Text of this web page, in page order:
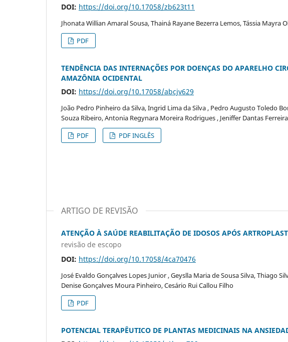
DOI: https://doi.org/10.17058/zb623t11
Jhonata Willian Amaral Sousa, Thainá Rayane Bezerra Lemos, Tássia Mayra
PDF
TENDÊNCIA DAS INTERNAÇÕES POR DOENÇAS DO APARELHO
AMAZÔNIA OCIDENTAL
DOI: https://doi.org/10.17058/abcjv629
João Pedro Pinheiro da Silva, Ingrid Lima da Silva , Pedro Augusto Toledo
Souza Ribeiro, Antonia Regynara Moreira Rodrigues , Jeniffer Dantas Ferreira
PDF
PDF INGLÊS
ARTIGO DE REVISÃO
ATENÇÃO À SAÚDE REABILITAÇÃO DE IDOSOS APÓS
revisão de escopo
DOI: https://doi.org/10.17058/4ca70476
José Evaldo Gonçalves Lopes Junior , Geyslla Maria de Sousa Silva, Thiago
Denise Gonçalves Moura Pinheiro, Cesário Rui Callou Filho
PDF
POTENCIAL TERAPÊUTICO DE PLANTAS MEDICINAIS NA